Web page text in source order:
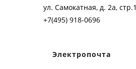
ул. Самокатная, д. 2а, стр.1
+7(495) 918-0696
Электропочта